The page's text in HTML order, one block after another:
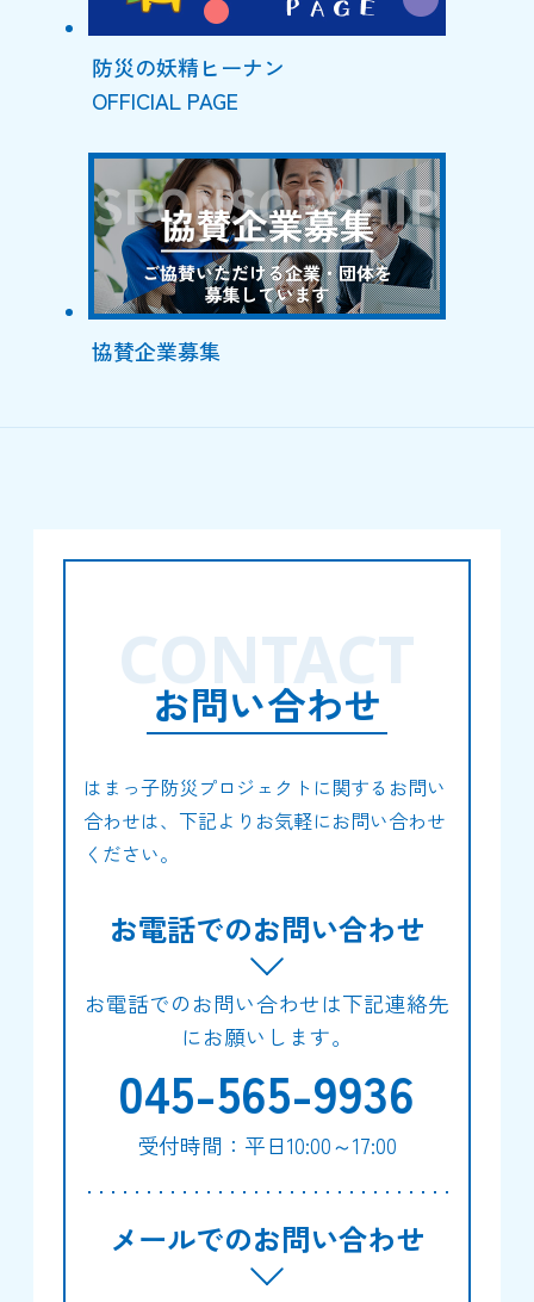
防災の妖精ヒーナン
OFFICIAL PAGE
協賛企業募集
お問い合わせ
CONTACT
はまっ子防災プロジェクトに関するお問い
合わせは、下記よりお気軽にお問い合わせ
ください。
お電話でのお問い合わせ
お電話でのお問い合わせは下記連絡先
にお願いします。
045-565-9936
受付時間：平日10:00～17:00
メールでのお問い合わせ